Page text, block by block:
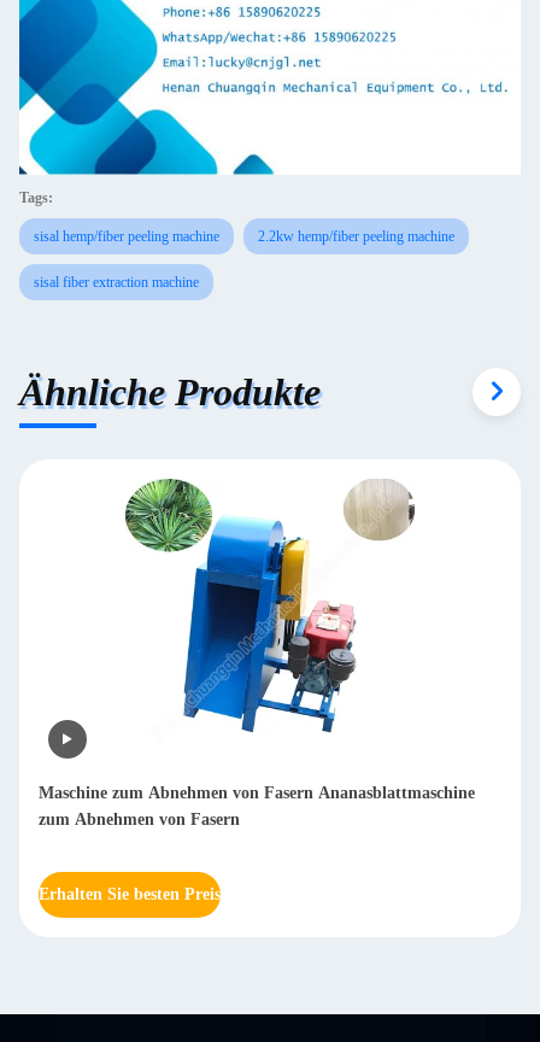
Tags:
sisal hemp/fiber peeling machine 2.2kw hemp/fiber peeling machine
sisal fiber extraction machine
Ähnliche Produkte
Maschine zum Abnehmen von Fasern Ananasblattmaschine
zum Abnehmen von Fasern
Erhalten Sie besten Preis